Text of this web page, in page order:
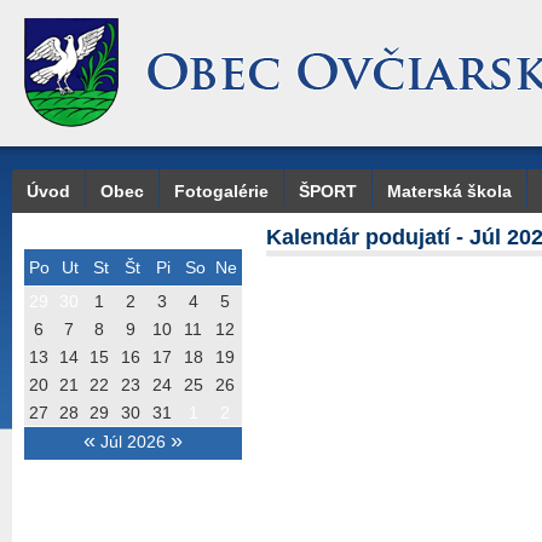
Úvod Obec Fotogalérie ŠPORT Materská škola
Po Ut St Št Pi So Ne
« Júl 2026 »
1 2 3 4
5
6
7 8 9 10 11
12
13
14 15 16 17 18
19
20
21 22 23 24 25
26
27
28 29 30 31
Kalendár podujatí - Júl